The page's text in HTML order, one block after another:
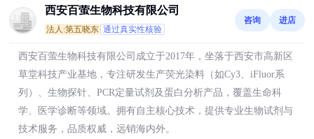
西安百萤生物科技有限公司
法人:第五晓东 通过真实性核验
咨询 进店
西安百萤生物科技有限公司成立于2017年，坐落于西安市高新区
草堂科技产业基地，专注研发生产荧光染料（如Cy3、iFluor系
列）、生物探针、PCR定量试剂及蛋白分析产品，覆盖生命科
学、医学诊断等领域。拥有自主核心技术，提供专业生物试剂与
技术服务，品质权威，远销海内外。